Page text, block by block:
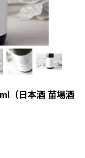
（日本酒 苗場酒